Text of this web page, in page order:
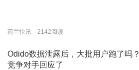
荷兰快讯 2142阅读
Odido数据泄露后，大批用户跑了吗？
竞争对手回应了